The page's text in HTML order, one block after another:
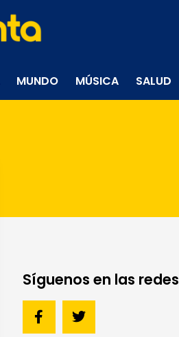
MUNDO MÚSICA SALUD
Síguenos en las redes